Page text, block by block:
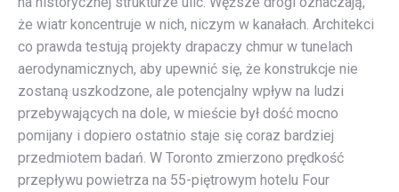
że wiatr koncentruje w nich, niczym w kanałach. Architekci
co prawda testują projekty drapaczy chmur w tunelach
aerodynamicznych, aby upewnić się, że konstrukcje nie
zostaną uszkodzone, ale potencjalny wpływ na ludzi
przebywających na dole, w mieście był dość mocno
pomijany i dopiero ostatnio staje się coraz bardziej
przedmiotem badań. W Toronto zmierzono prędkość
przepływu powietrza na 55-piętrowym hotelu Four